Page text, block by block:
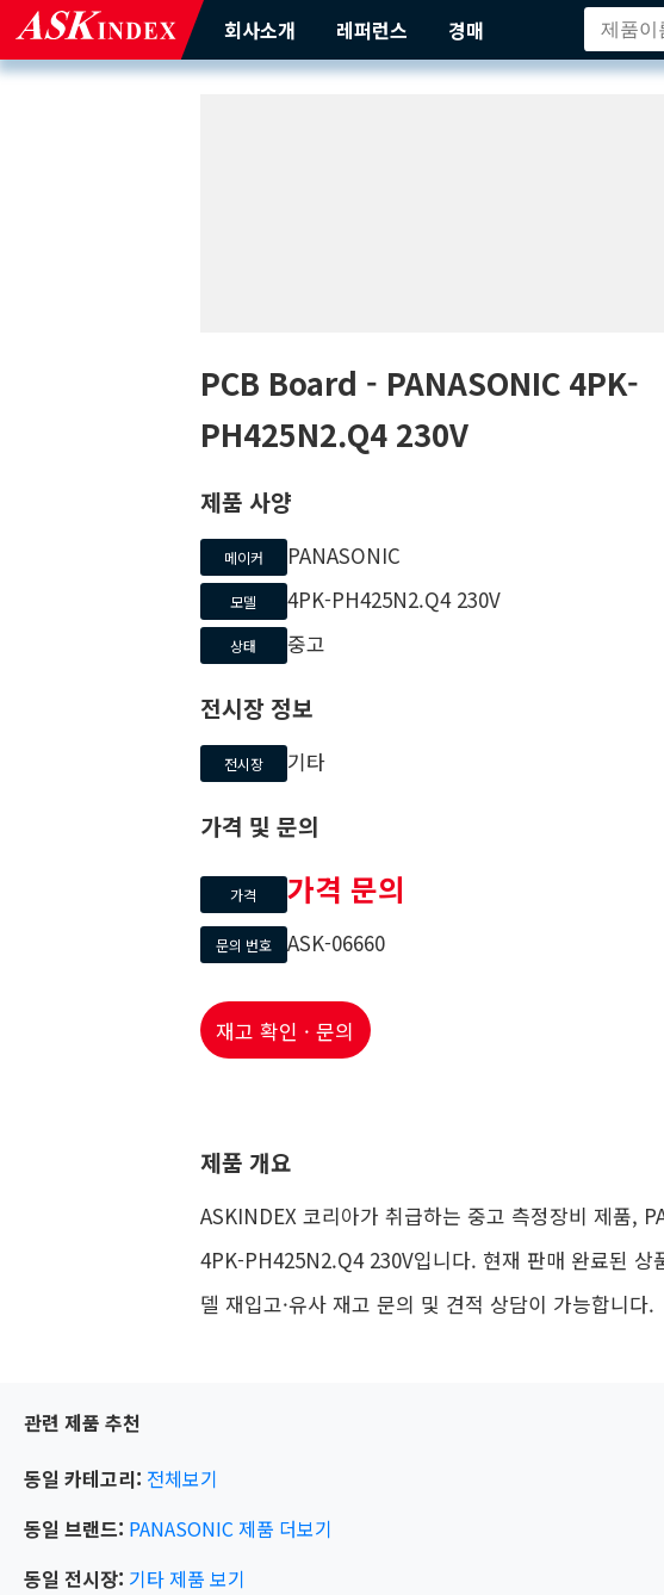
회사소개 레퍼런스 경매
PCB Board - PANASONIC 4PK-
PH425N2.Q4 230V
제품 사양
메이커 PANASONIC
모델 4PK-PH425N2.Q4 230V
상태 중고
전시장 정보
전시장 기타
가격 및 문의
가격 가격 문의
문의 번호 ASK-06660
재고 확인 · 문의
제품 개요
ASKINDEX 코리아가 취급하는 중고 측정장비 제품,
4PK-PH425N2.Q4 230V입니다. 현재 판매 완료된 상
델 재입고·유사 재고 문의 및 견적 상담이 가능합니다.
관련 제품 추천
동일 카테고리: 전체보기
동일 브랜드: PANASONIC제품 더보기
동일 전시장: 기타제품 보기